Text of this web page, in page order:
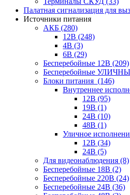
Палатная сигнализация для
Источники питания
АКБ (280)
12В (248)
4В (3)
6В (29)
Бесперебойные 12В (209)
Бесперебойные
Блоки питания (146)
Внутреннее
12В (95)
19В (1)
24В (10)
48В (1)
Уличное
12В (34)
24В (5)
Для видеонаблюдения (8)
Бесперебойные 18В (2)
Бесперебойные 220В (24)
Бесперебойные 24В (36)